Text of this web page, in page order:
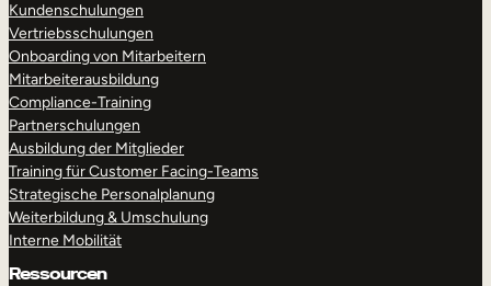
Kundenschulungen
Vertriebsschulungen
Onboarding von Mitarbeitern
Mitarbeiterausbildung
Compliance-Training
Partnerschulungen
Ausbildung der Mitglieder
Training für Customer Facing-Teams
Strategische Personalplanung
Weiterbildung & Umschulung
Interne Mobilität
Ressourcen